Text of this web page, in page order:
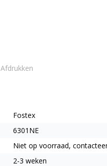
Afdrukken
Fostex
6301NE
Niet op voorraad,
2-3 weken